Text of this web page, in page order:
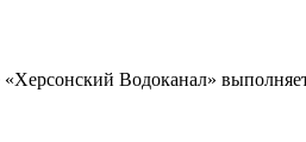
Водоканал»